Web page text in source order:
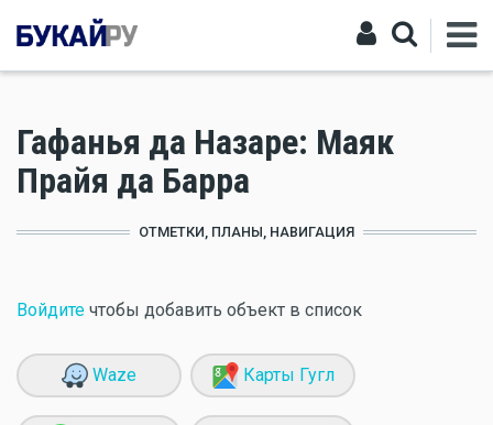
Гафанья да Назаре: Маяк
Прайя да Барра
ОТМЕТКИ, ПЛАНЫ, НАВИГАЦИЯ
Войдите чтобы добавить объект в список
Waze Карты Гугл